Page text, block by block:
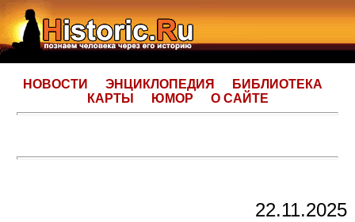
НОВОСТИ ЭНЦИКЛОПЕДИЯ
БИБЛИОТЕКА
КАРТЫ
ЮМОР О САЙТЕ
22.11.2025